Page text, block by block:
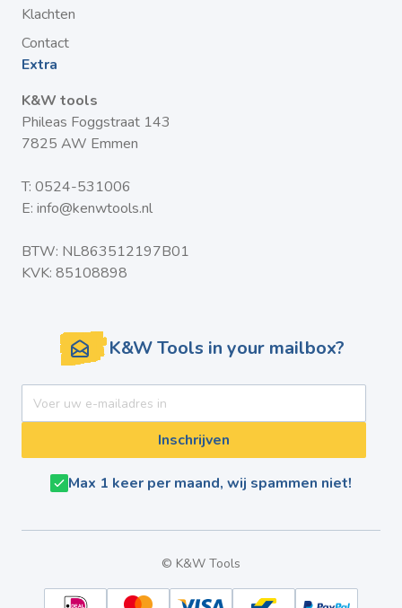
Klachten
Contact
Extra
K&W tools
Phileas Foggstraat 143
7825 AW Emmen
T: 0524-531006
E: info@kenwtools.nl
BTW: NL863512197B01
KVK: 85108898
K&W Tools in your mailbox?
Inschrijven
Max 1 keer per maand, wij spammen niet!
© K&W Tools